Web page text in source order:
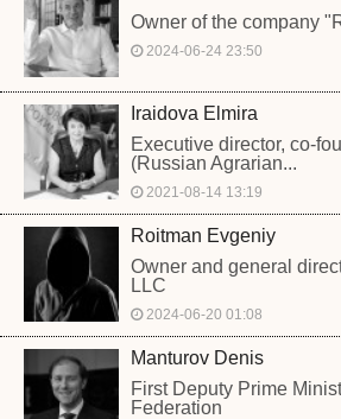
Owner of the company
2024-06-24 23:50
Iraidova Elmira
Executive director, co-
(Russian Agrarian...
2021-08-14 13:19
Roitman Evgeniy
Owner and general
LLC
2024-06-20 01:08
Manturov Denis
First Deputy Prime
Federation